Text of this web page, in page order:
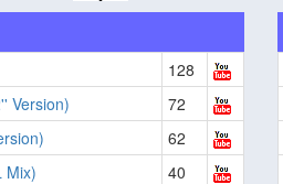
128
Version)
72
62
Mix)
40